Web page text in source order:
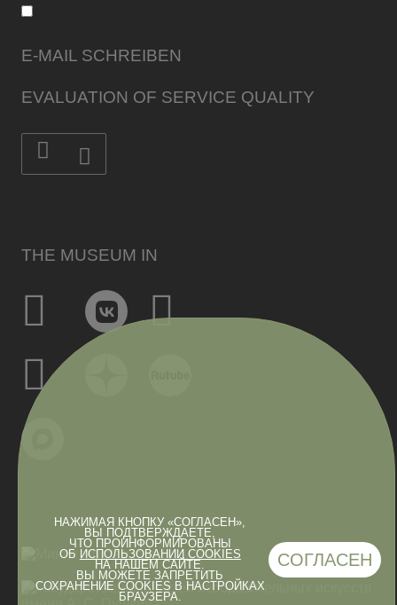
НАЖИМАЯ КНОПКУ «СОГЛАСЕН»,
ВЫ ПОДТВЕРЖДАЕТЕ,
ЧТО ПРОИНФОРМИРОВАНЫ
ОБ ИСПОЛЬЗОВАНИИ COOKIES
НА НАШЕМ САЙТЕ.
ВЫ МОЖЕТЕ ЗАПРЕТИТЬ
СОХРАНЕНИЕ COOKIES В НАСТРОЙКАХ
БРАУЗЕРА.
СОГЛАСЕН
THE MUSEUM IN
E-MAIL SCHREIBEN
EVALUATION OF SERVICE QUALITY